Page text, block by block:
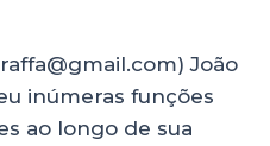
João
inúmeras funções
ao longo de sua